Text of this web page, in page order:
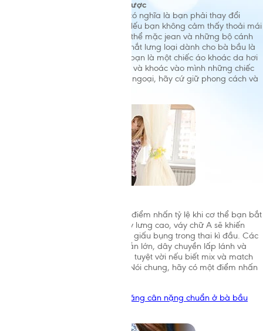
Giữ lại những bộ cánh còn mặc được
Có một em bé trong bụng không có nghĩa là bạn phải thay đổi
nguyên cả tủ quần áo của mình. Nếu bạn không cảm thấy thoải mái
khi mặc váy hoặc đầm, thì vẫn có thể mặc jean và những bộ cánh
mình yêu thích, chỉ cần một chiếc thắt lưng loại dành cho bà bầu là
ổn cả thôi. Nếu món đồ cưng của bạn là một chiếc áo khoác da hơi
bó sát thì đừng nhét nó vào đáy tủ và khoác vào mình những chiếc
áo len rộng hay áo blouse kiểu bà ngoại, hãy cứ giữ phong cách và
Đừng ngại ăn gian một xíu với vài điểm nhấn tỷ lệ khi cơ thể bạn bắt
đầu thay đổi nhé. Những chiếc váy lưng cao, váy chữ A sẽ khiến
hông trông quyến rũ hơn và có thể giấu bụng trong thai kì đầu. Các
phụ kiện nổi bật như một chiếc nhẫn lớn, dây chuyền lấp lánh và
đầy màu sắc cũng là lựa chọn khá tuyệt vời nếu biết mix và match
với nhau cùng với một chút tự tin. Nói chung, hãy có một điểm nhấn
Bảng tăng cân nặng chuẩn ở bà bầu